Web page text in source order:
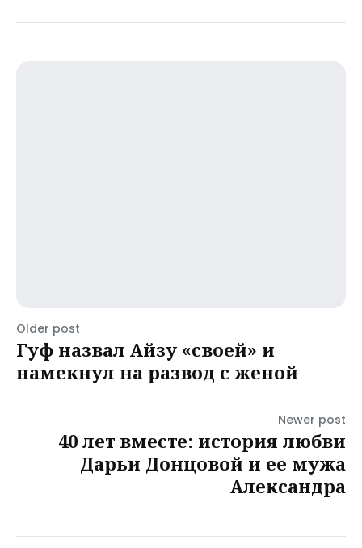
Older post
Гуф назвал Айзу «своей» и
намекнул на развод с женой
Newer post
40 лет вместе: история любви
Дарьи Донцовой и ее мужа
Александра